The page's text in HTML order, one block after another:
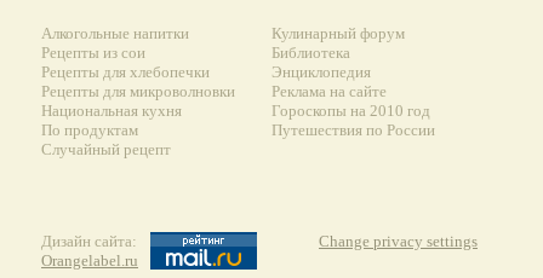
Алкогольные напитки
Рецепты из сои
Рецепты для хлебопечки
Рецепты для микроволновки
Национальная кухня
По продуктам
Случайный рецепт
Кулинарный форум
Библиотека
Энциклопедия
Реклама на сайте
Гороскопы на 2010 год
Путешествия по России
Дизайн сайта:
Orangelabel.ru
Change privacy settings